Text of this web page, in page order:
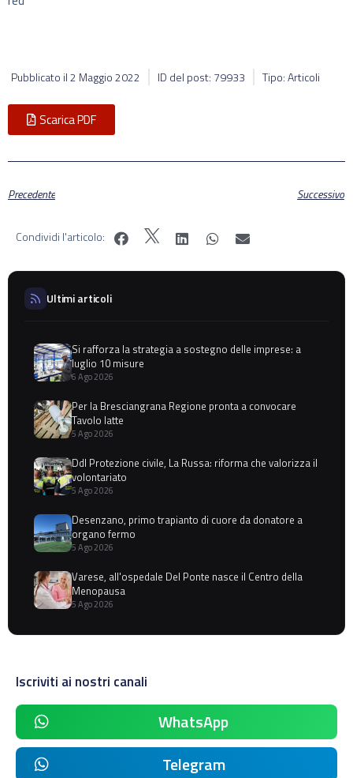
Pubblicato il2 Maggio 2022 ID del post: 79933 Tipo: Articoli
Scarica PDF
Precedente Successivo
Condividi l'articolo:
Ultimi articoli
Si rafforza la strategia a sostegno delle imprese: a
luglio 10 misure
6 Ago 2026
Per la Bresciangrana Regione pronta a convocare
Tavolo latte
5 Ago 2026
Ddl Protezione civile, La Russa: riforma che valorizza il
volontariato
5 Ago 2026
Desenzano, primo trapianto di cuore da donatore a
organo fermo
5 Ago 2026
Varese, all'ospedale Del Ponte nasce il Centro della
Menopausa
5 Ago 2026
Iscriviti ai nostri canali
WhatsApp
Telegram